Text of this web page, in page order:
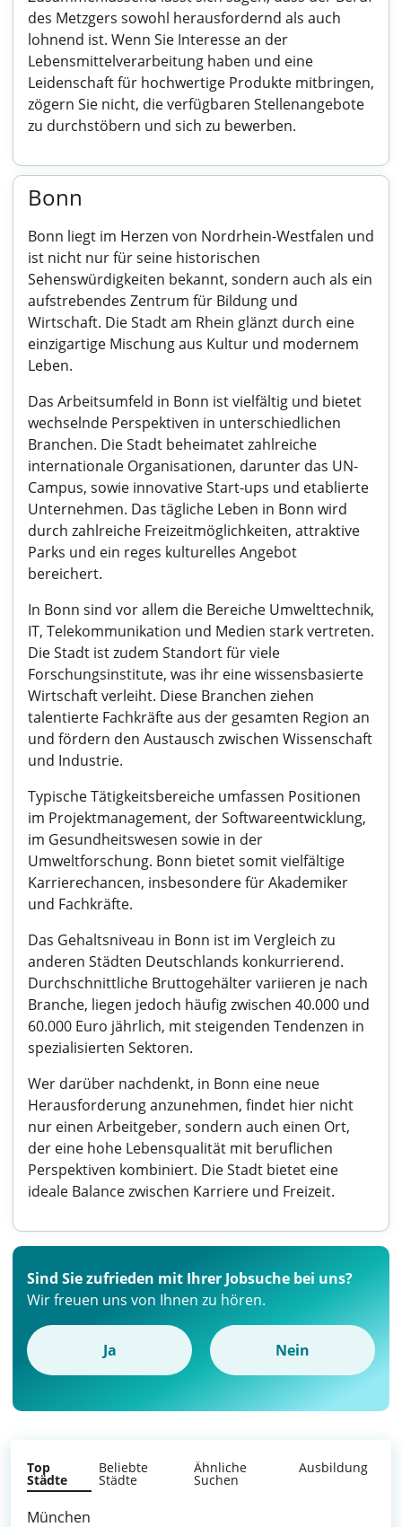
des Metzgers sowohl herausfordernd als auch
lohnend ist. Wenn Sie Interesse an der
Lebensmittelverarbeitung haben und eine
Leidenschaft für hochwertige Produkte mitbringen,
zögern Sie nicht, die verfügbaren Stellenangebote
zu durchstöbern und sich zu bewerben.
Bonn
Bonn liegt im Herzen von Nordrhein-Westfalen und
ist nicht nur für seine historischen
Sehenswürdigkeiten bekannt, sondern auch als ein
aufstrebendes Zentrum für Bildung und
Wirtschaft. Die Stadt am Rhein glänzt durch eine
einzigartige Mischung aus Kultur und modernem
Leben.
Das Arbeitsumfeld in Bonn ist vielfältig und bietet
wechselnde Perspektiven in unterschiedlichen
Branchen. Die Stadt beheimatet zahlreiche
internationale Organisationen, darunter das UN-
Campus, sowie innovative Start-ups und etablierte
Unternehmen. Das tägliche Leben in Bonn wird
durch zahlreiche Freizeitmöglichkeiten, attraktive
Parks und ein reges kulturelles Angebot
bereichert.
In Bonn sind vor allem die Bereiche Umwelttechnik,
IT, Telekommunikation und Medien stark vertreten.
Die Stadt ist zudem Standort für viele
Forschungsinstitute, was ihr eine wissensbasierte
Wirtschaft verleiht. Diese Branchen ziehen
talentierte Fachkräfte aus der gesamten Region an
und fördern den Austausch zwischen Wissenschaft
und Industrie.
Typische Tätigkeitsbereiche umfassen Positionen
im Projektmanagement, der Softwareentwicklung,
im Gesundheitswesen sowie in der
Umweltforschung. Bonn bietet somit vielfältige
Karrierechancen, insbesondere für Akademiker
und Fachkräfte.
Das Gehaltsniveau in Bonn ist im Vergleich zu
anderen Städten Deutschlands konkurrierend.
Durchschnittliche Bruttogehälter variieren je nach
Branche, liegen jedoch häufig zwischen 40.000 und
60.000 Euro jährlich, mit steigenden Tendenzen in
spezialisierten Sektoren.
Wer darüber nachdenkt, in Bonn eine neue
Herausforderung anzunehmen, findet hier nicht
nur einen Arbeitgeber, sondern auch einen Ort,
der eine hohe Lebensqualität mit beruflichen
Perspektiven kombiniert. Die Stadt bietet eine
ideale Balance zwischen Karriere und Freizeit.
Sind Sie zufrieden mit Ihrer Jobsuche bei uns?
Wir freuen uns von Ihnen zu hören.
Ja Nein
Top
Städte
Beliebte
Städte
Ähnliche
Suchen
Ausbildung
München